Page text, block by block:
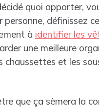
quoi apporter,
personne, définissez
à identifier les
une meilleure
chaussettes et les
que ça sèmera la